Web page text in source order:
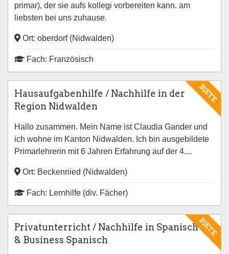
primar), der sie aufs kollegi vorbereiten kann. am
liebsten bei uns zuhause.
Ort: oberdorf (Nidwalden)
Fach: Französisch
BIETE
Hausaufgabenhilfe / Nachhilfe in der
Region Nidwalden
Hallo zusammen. Mein Name ist Claudia Gander und
ich wohne im Kanton Nidwalden. Ich bin ausgebildete
Primarlehrerin mit 6 Jahren Erfahrung auf der 4....
Ort: Beckenriied (Nidwalden)
Fach: Lernhilfe (div. Fächer)
BIETE
Privatunterricht / Nachhilfe in Spanisch
& Business Spanisch